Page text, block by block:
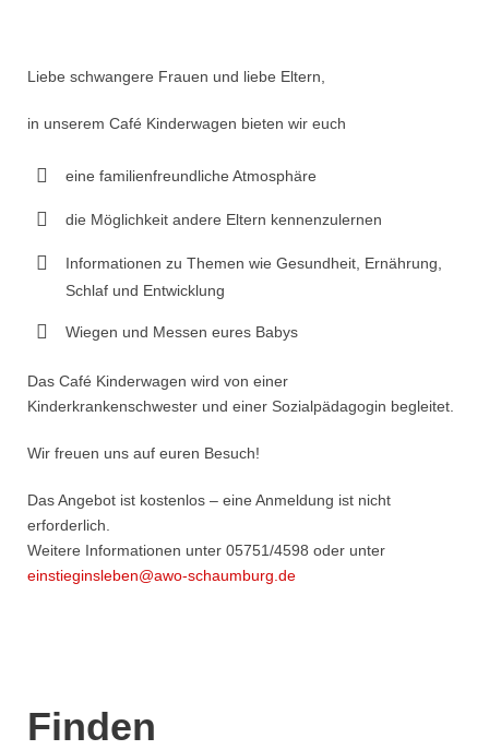
Liebe schwangere Frauen und liebe Eltern,
in unserem Café Kinderwagen bieten wir euch
eine familienfreundliche Atmosphäre
die Möglichkeit andere Eltern kennenzulernen
Informationen zu Themen wie Gesundheit, Ernährung,
Schlaf und Entwicklung
Wiegen und Messen eures Babys
Das Café Kinderwagen wird von einer
Kinderkrankenschwester und einer Sozialpädagogin begleitet.
Wir freuen uns auf euren Besuch!
Das Angebot ist kostenlos – eine Anmeldung ist nicht
erforderlich.
Weitere Informationen unter 05751/4598 oder unter
einstieginsleben@awo-schaumburg.de
Finden